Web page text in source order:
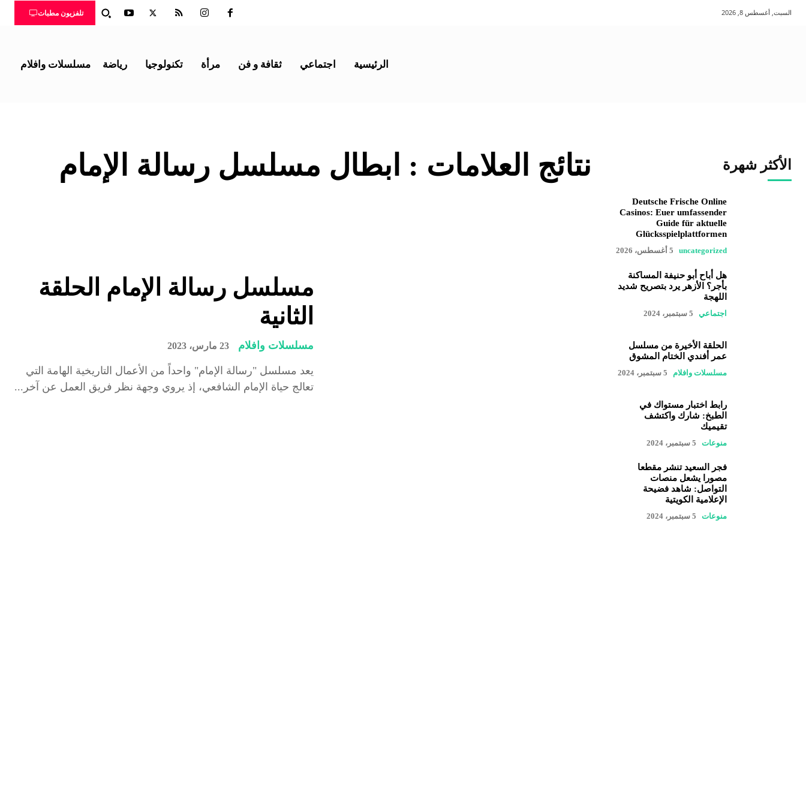
تلفزيون مطبات السبت, أغسطس 8, 2026
الرئيسية اجتماعي ثقافة و فن مرأة تكنولوجيا رياضة مسلسلات وافلام
نتائج العلامات : ابطال مسلسل رسالة الإمام
مسلسل رسالة الإمام الحلقة
الثانية
مسلسلات وافلام 23 مارس، 2023
يعد مسلسل "رسالة الإمام" واحداً من الأعمال التاريخية الهامة التي
تعالج حياة الإمام الشافعي، إذ يروي وجهة نظر فريق العمل عن آخر...
الأكثر شهرة
Deutsche Frische Online
Casinos: Euer umfassender
Guide für aktuelle
Glücksspielplattformen
uncategorized 5 أغسطس، 2026
هل أباح أبو حنيفة المساكنة
بأجر؟ الأزهر يرد بتصريح شديد
اللهجة
اجتماعي 5 سبتمبر، 2024
الحلقة الأخيرة من مسلسل
عمر أفندي الختام المشوق
مسلسلات وافلام 5 سبتمبر، 2024
رابط اختبار مستواك في
الطبخ: شارك واكتشف
تقيميك
منوعات 5 سبتمبر، 2024
فجر السعيد تنشر مقطعا
مصورا يشعل منصات
التواصل: شاهد فضيحة
الإعلامية الكويتية
منوعات 5 سبتمبر، 2024